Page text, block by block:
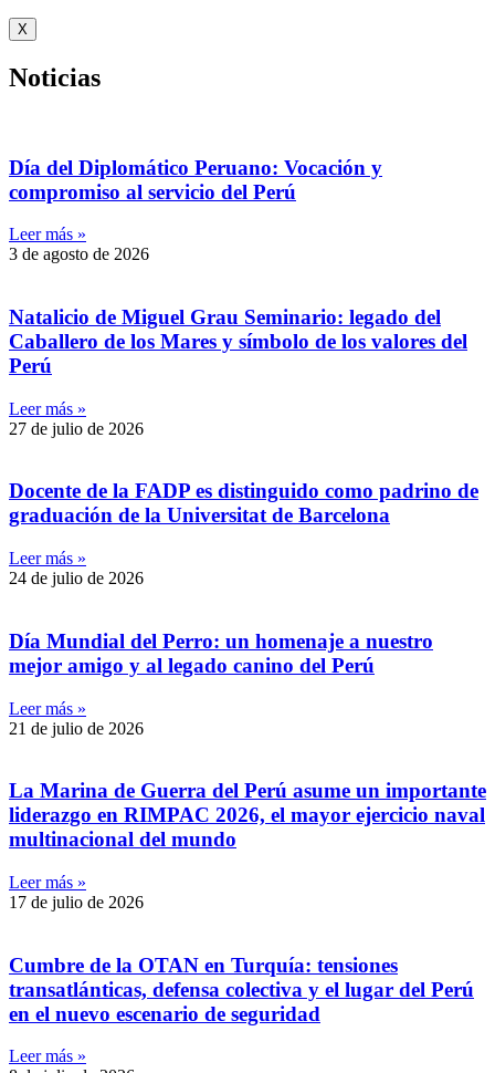
X
Noticias
Día del Diplomático Peruano: Vocación y
compromiso al servicio del Perú
Leer más »
3 de agosto de 2026
Natalicio de Miguel Grau Seminario: legado del
Caballero de los Mares y símbolo de los valores del
Perú
Leer más »
27 de julio de 2026
Docente de la FADP es distinguido como padrino de
graduación de la Universitat de Barcelona
Leer más »
24 de julio de 2026
Día Mundial del Perro: un homenaje a nuestro
mejor amigo y al legado canino del Perú
Leer más »
21 de julio de 2026
La Marina de Guerra del Perú asume un importante
liderazgo en RIMPAC 2026, el mayor ejercicio naval
multinacional del mundo
Leer más »
17 de julio de 2026
Cumbre de la OTAN en Turquía: tensiones
transatlánticas, defensa colectiva y el lugar del Perú
en el nuevo escenario de seguridad
Leer más »